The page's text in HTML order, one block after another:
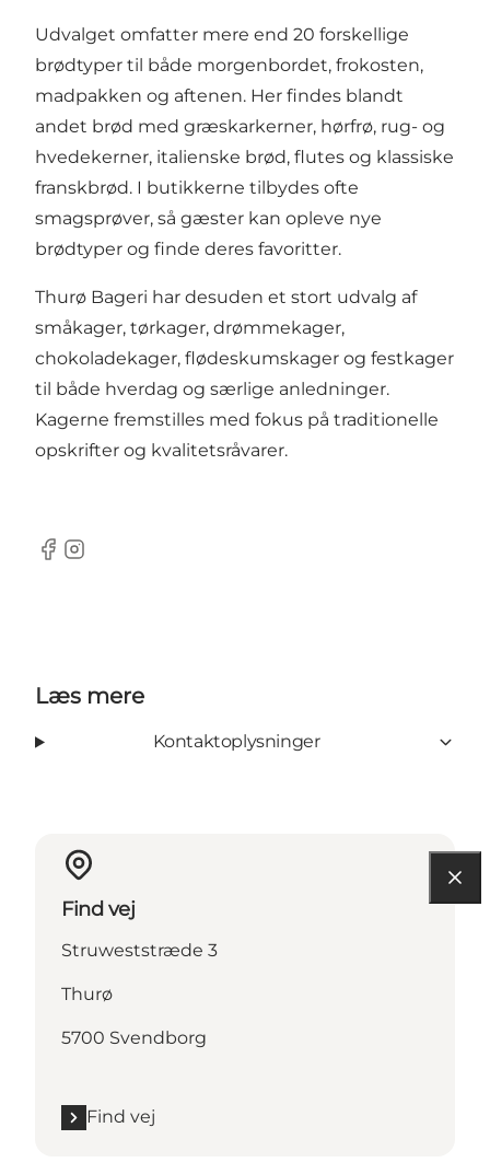
Udvalget omfatter mere end 20 forskellige
brødtyper til både morgenbordet, frokosten,
madpakken og aftenen. Her findes blandt
andet brød med græskarkerner, hørfrø, rug- og
hvedekerner, italienske brød, flutes og klassiske
franskbrød. I butikkerne tilbydes ofte
smagsprøver, så gæster kan opleve nye
brødtyper og finde deres favoritter.
Thurø Bageri har desuden et stort udvalg af
småkager, tørkager, drømmekager,
chokoladekager, flødeskumskager og festkager
til både hverdag og særlige anledninger.
Kagerne fremstilles med fokus på traditionelle
opskrifter og kvalitetsråvarer.
Facebook
Instagram
Læs mere
Kontaktoplysninger
Find vej
Struweststræde 3
Thurø
5700 Svendborg
Find vej